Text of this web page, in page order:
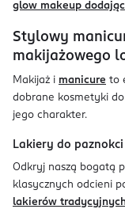
glow makeup
Stylowy
makijażowego
Makijaż i manicure to
dobrane kosmetyki
jego charakter.
Lakiery do paznokci
Odkryj naszą bogatą
klasycznych odcieni
lakierów